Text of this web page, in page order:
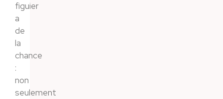
figuier
a
de
la
chance
:
non
seulement